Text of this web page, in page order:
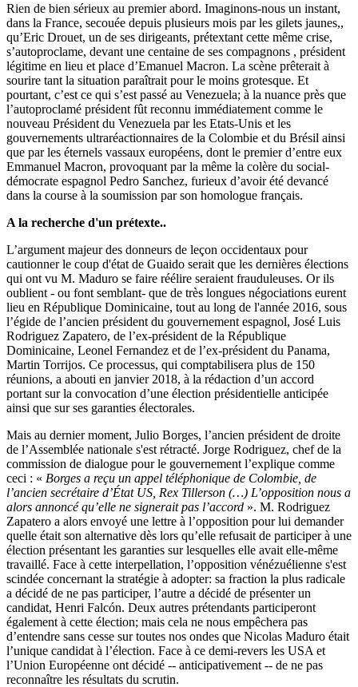
Rien de bien sérieux au premier abord. Imaginons-nous un instant,
dans la France, secouée depuis plusieurs mois par les gilets jaunes,,
qu’Eric Drouet, un de ses dirigeants, prétextant cette même crise,
s’autoproclame, devant une centaine de ses compagnons , président
légitime en lieu et place d’Emanuel Macron. La scène prêterait à
sourire tant la situation paraîtrait pour le moins grotesque. Et
pourtant, c’est ce qui s’est passé au Venezuela; à la nuance près que
l’autoproclamé président fût reconnu immédiatement comme le
nouveau Président du Venezuela par les Etats-Unis et les
gouvernements ultraréactionnaires de la Colombie et du Brésil ainsi
que par les éternels vassaux européens, dont le premier d’entre eux
Emmanuel Macron, provoquant par la même la colère du social-
démocrate espagnol Pedro Sanchez, furieux d’avoir été devancé
dans la course à la soumission par son homologue français.
A la recherche d'un prétexte..
L’argument majeur des donneurs de leçon occidentaux pour
cautionner le coup d'état de Guaido serait que les dernières élections
qui ont vu M. Maduro se faire réélire seraient frauduleuses. Or ils
oublient - ou font semblant- que de très longues négociations eurent
lieu en République Dominicaine, tout au long de l'année 2016, sous
l’égide de l’ancien président du gouvernement espagnol, José Luis
Rodriguez Zapatero, de l’ex-président de la République
Dominicaine, Leonel Fernandez et de l’ex-président du Panama,
Martin Torrijos. Ce processus, qui comptabilisera plus de 150
réunions, a abouti en janvier 2018, à la rédaction d’un accord
portant sur la convocation d’une élection présidentielle anticipée
ainsi que sur ses garanties électorales.
Mais au dernier moment, Julio Borges, l’ancien président de droite
de l’Assemblée nationale s'est rétracté. Jorge Rodriguez, chef de la
commission de dialogue pour le gouvernement l’explique comme
ceci : « Borges a reçu un appel téléphonique de Colombie, de
l’ancien secrétaire d’État US, Rex Tillerson (…) L’opposition nous a
alors annoncé qu’elle ne signerait pas l’accord ». M. Rodriguez
Zapatero a alors envoyé une lettre à l’opposition pour lui demander
quelle était son alternative dès lors qu’elle refusait de participer à une
élection présentant les garanties sur lesquelles elle avait elle-même
travaillé. Face à cette interpellation, l’opposition vénézuélienne s'est
scindée concernant la stratégie à adopter: sa fraction la plus radicale
a décidé de ne pas participer, l’autre a décidé de présenter un
candidat, Henri Falcón. Deux autres prétendants participeront
également à cette élection; mais cela ne nous empêchera pas
d’entendre sans cesse sur toutes nos ondes que Nicolas Maduro était
l’unique candidat à l’élection. Face à ce demi-revers les USA et
l’Union Européenne ont décidé -- anticipativement -- de ne pas
reconnaître les résultats du scrutin.